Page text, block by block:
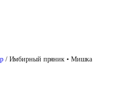
/ Имбирный пряник • Мишка